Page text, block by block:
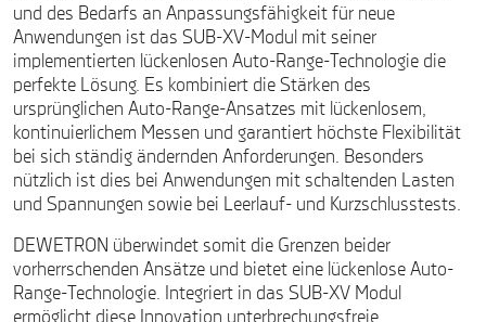
und des Bedarfs an Anpassungsfähigkeit für neue
Anwendungen ist das SUB-XV-Modul mit seiner
implementierten lückenlosen Auto-Range-Technologie die
perfekte Lösung. Es kombiniert die Stärken des
ursprünglichen Auto-Range-Ansatzes mit lückenlosem,
kontinuierlichem Messen und garantiert höchste Flexibilität
bei sich ständig ändernden Anforderungen. Besonders
nützlich ist dies bei Anwendungen mit schaltenden Lasten
und Spannungen sowie bei Leerlauf- und Kurzschlusstests.
DEWETRON überwindet somit die Grenzen beider
vorherrschenden Ansätze und bietet eine lückenlose Auto-
Range-Technologie. Integriert in das SUB-XV Modul